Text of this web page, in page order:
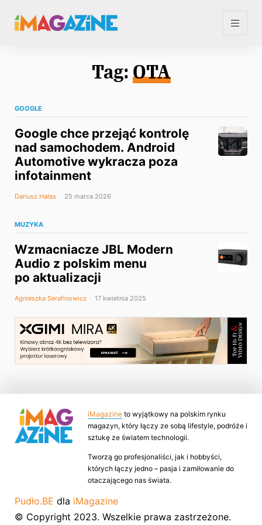
Tag: OTA
GOOGLE
Google chce przejąć kontrolę
nad samochodem. Android
Automotive wykracza poza
infotainment
Dariusz Hałas 25 marca 2026
MUZYKA
Wzmacniacze JBL Modern
Audio z polskim menu
po aktualizacji
Agnieszka Serafinowicz 17 kwietnia 2025
iMagazine to wyjątkowy na polskim rynku
magazyn, który łączy ze sobą lifestyle, podróże i
sztukę ze światem technologii.
Tworzą go profesjonaliści, jak i hobbyści,
których łączy jedno – pasja i zamiłowanie do
otaczającego nas świata.
Pudło.BE dla iMagazine
© Copyright 2023. Wszelkie prawa zastrzeżone.